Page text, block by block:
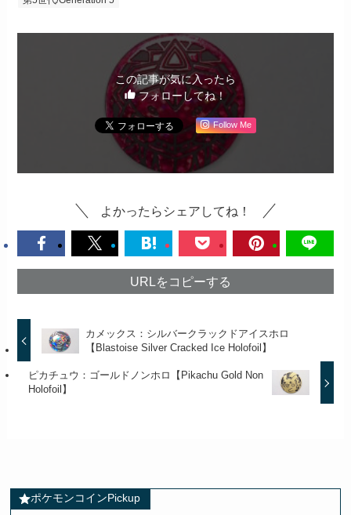
この記事が気に入ったら
フォローしてね！
Follow Me
よかったらシェアしてね！
URLをコピーする
カメックス：シルバークラックドアイスホロ
【Blastoise Silver Cracked Ice Holofoil】
ピカチュウ：ゴールドノンホロ【Pikachu Gold Non
Holofoil】
ポケモンコインPickup